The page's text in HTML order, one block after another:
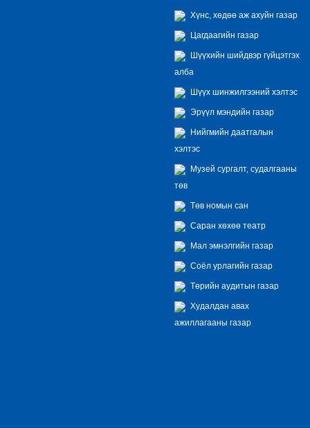
Хүнс, хөдөө аж ахуйн газар
Цагдаагийн газар
Шүүхийн шийдвэр гүйцэтгэх
алба
Шүүх шинжилгээний хэлтэс
Эрүүл мэндийн газар
Нийгмийн даатгалын
хэлтэс
Музей сургалт, судалгааны
төв
Төв номын сан
Саран хөхөө театр
Мал эмнэлгийн газар
Соёл урлагийн газар
Төрийн аудитын газар
Худалдан авах
ажиллагааны газар